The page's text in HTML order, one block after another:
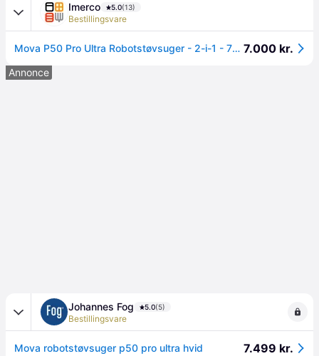
Imerco 5.0(13)
Bestillingsvare
Mova P50 Pro Ultra Robotstøvsuger - 2-i-1 - 75 watt - Driftstid: 260 min. 7.000 kr.
Annonce
Johannes Fog 5.0(5)
Bestillingsvare
Mova robotstøvsuger p50 pro ultra hvid 7.499 kr.